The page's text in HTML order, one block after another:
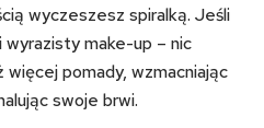
wyczeszesz spiralką. Jeśli
make-up – nic
pomady, wzmacniając
swoje brwi.